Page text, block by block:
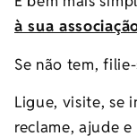
à sua
Se não tem,
Ligue, visite, se
reclame, ajude e